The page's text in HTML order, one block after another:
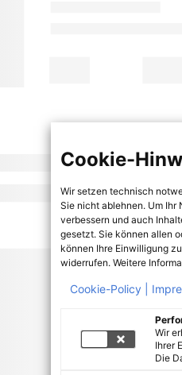
Cookie-
Wir setzen technisch
Sie nicht ablehnen. Um Ihr
verbessern und auch
gesetzt. Sie können allen
können Ihre Einwilligung
widerrufen. Weitere
Cookie-Policy |
Wir
Ihrer
Die